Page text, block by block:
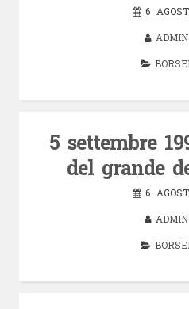
6
5 settembre
del grande
6